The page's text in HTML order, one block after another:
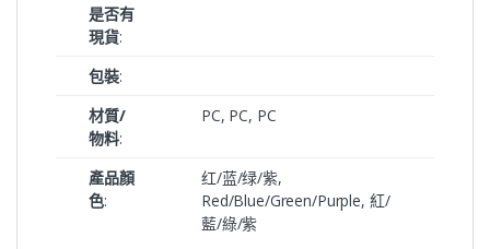
是否有
現貨:
包裝:
材質/
物料:
PC, PC, PC
產品顏
色:
红/蓝/绿/紫,
Red/Blue/Green/Purple, 紅/
藍/綠/紫